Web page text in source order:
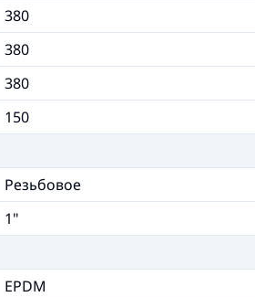
380
380
380
150
Резьбовое
1"
EPDM